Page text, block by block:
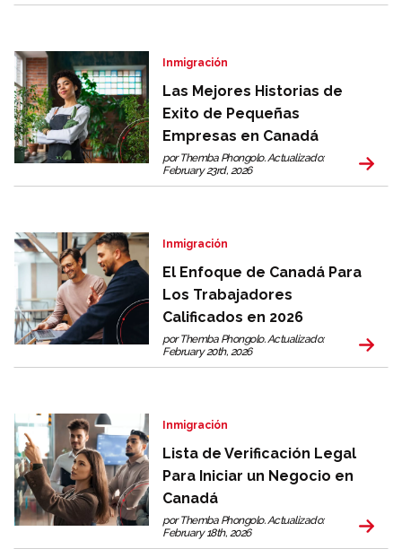
Inmigración
Las Mejores Historias de
Exito de Pequeñas
Empresas en Canadá
por Themba Phongolo. Actualizado:
February 23rd, 2026
Inmigración
El Enfoque de Canadá Para
Los Trabajadores
Calificados en 2026
por Themba Phongolo. Actualizado:
February 20th, 2026
Inmigración
Lista de Verificación Legal
Para Iniciar un Negocio en
Canadá
por Themba Phongolo. Actualizado:
February 18th, 2026